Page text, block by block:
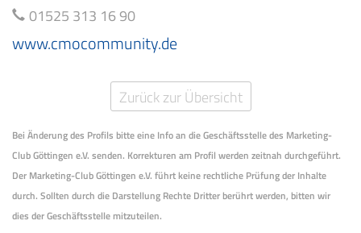
01525 313 16 90
www.cmocommunity.de
Zurück zur Übersicht
Bei Änderung des Profils bitte eine Info an die Geschäftsstelle des Marketing-
Club Göttingen e.V. senden. Korrekturen am Profil werden zeitnah durchgeführt.
Der Marketing-Club Göttingen e.V. führt keine rechtliche Prüfung der Inhalte
durch. Sollten durch die Darstellung Rechte Dritter berührt werden, bitten wir
dies der Geschäftsstelle mitzuteilen.